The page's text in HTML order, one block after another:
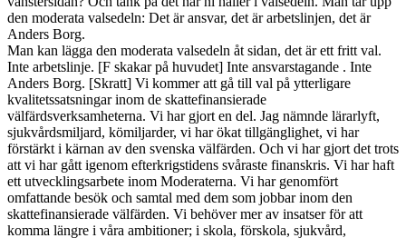
den moderata valsedeln: Det är ansvar, det är arbetslinjen, det är
Anders Borg.
Man kan lägga den moderata valsedeln åt sidan, det är ett fritt val.
Inte arbetslinje. [F skakar på huvudet] Inte ansvarstagande . Inte
Anders Borg. [Skratt] Vi kommer att gå till val på ytterligare
kvalitetssatsningar inom de skattefinansierade
välfärdsverksamheterna. Vi har gjort en del. Jag nämnde lärarlyft,
sjukvårdsmiljard, kömiljarder, vi har ökat tillgänglighet, vi har
förstärkt i kärnan av den svenska välfärden. Och vi har gjort det trots
att vi har gått igenom efterkrigstidens svåraste finanskris. Vi har haft
ett utvecklingsarbete inom Moderaterna. Vi har genomfört
omfattande besök och samtal med dem som jobbar inom den
skattefinansierade välfärden. Vi behöver mer av insatser för att
komma längre i våra ambitioner; i skola, förskola, sjukvård,